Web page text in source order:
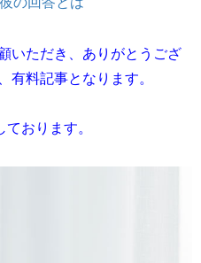
いただき、ありがとうござ
料記事となります。
おります。